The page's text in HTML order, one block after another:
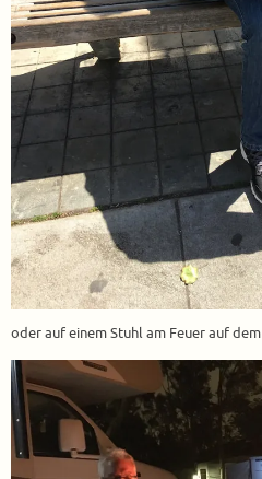
oder auf einem Stuhl am Feuer auf dem